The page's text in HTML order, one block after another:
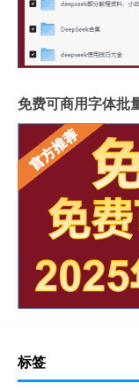
免费可商用字体批
标签